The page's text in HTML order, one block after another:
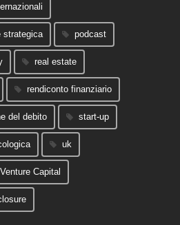
strategica podcast
real estate
rendiconto finanziario
del debito start-up
uk
Venture Capital